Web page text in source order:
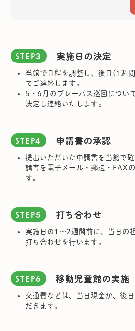
STEP3 実施日の決定
当館で日程を調整し、後日(1週
てご連絡します。
5・6月のプレーバス巡回につい
決定し連絡いたします。
STEP4 申請書の承認
提出いただいた申請書を当館で
請書を電子メール・郵送・FAX
す。
STEP5 打ち合わせ
実施日の1～2週間前に、当日の
打ち合わせを行います。
STEP6 移動児童館の実施
交通費などは、当日現金か、後
だきます。